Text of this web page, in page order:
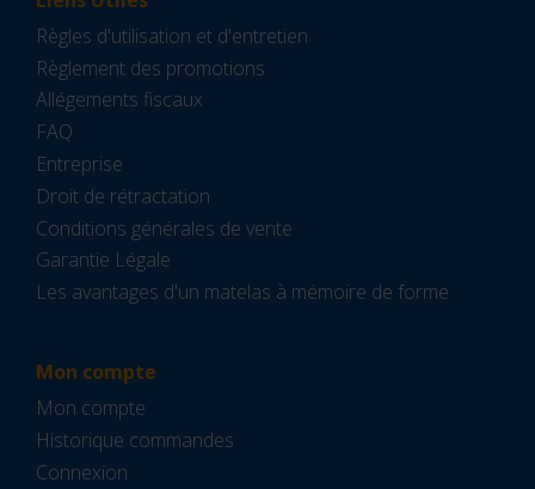
Règles d'utilisation et d'entretien
Règlement des promotions
Allégements fiscaux
FAQ
Entreprise
Droit de rétractation
Conditions générales de vente
Garantie Légale
Les avantages d'un matelas à mémoire de forme
Mon compte
Mon compte
Historique commandes
Connexion